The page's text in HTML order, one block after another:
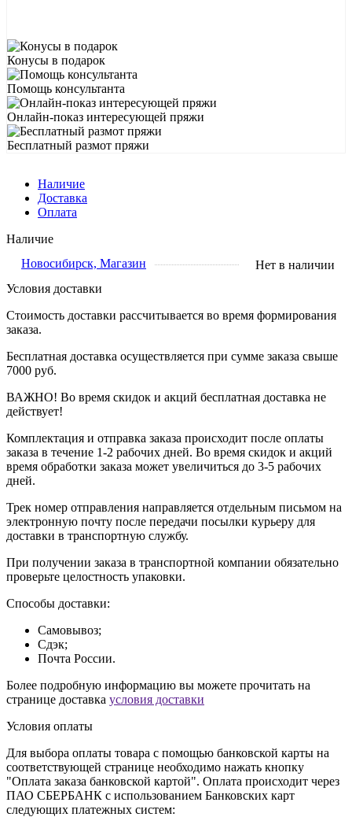
Конусы в подарок
Помощь консультанта
Онлайн-показ интересующей пряжи
Бесплатный размот пряжи
Наличие
Доставка
Оплата
Наличие
Новосибирск, Магазин
Нет в наличии
Условия доставки
Стоимость доставки рассчитывается во время формирования
заказа.
Бесплатная доставка осуществляется при сумме заказа свыше
7000 руб.
ВАЖНО! Во время скидок и акций бесплатная доставка не
действует!
Комплектация и отправка заказа происходит после оплаты
заказа в течение 1-2 рабочих дней. Во время скидок и акций
время обработки заказа может увеличиться до 3-5 рабочих
дней.
Трек номер отправления направляется отдельным письмом на
электронную почту после передачи посылки курьеру для
доставки в транспортную службу.
При получении заказа в транспортной компании обязательно
проверьте целостность упаковки.
Способы доставки:
Самовывоз;
Сдэк;
Почта России.
Более подробную информацию вы можете прочитать на
странице доставка условия доставки
Условия оплаты
Для выбора оплаты товара с помощью банковской карты на
соответствующей странице необходимо нажать кнопку
"Оплата заказа банковской картой". Оплата происходит через
ПАО СБЕРБАНК с использованием Банковских карт
следующих платежных систем: